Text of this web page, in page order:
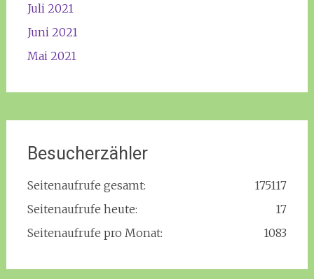
Juli 2021
Juni 2021
Mai 2021
Besucherzähler
175117
Seitenaufrufe gesamt:
17
Seitenaufrufe heute:
1083
Seitenaufrufe pro Monat: